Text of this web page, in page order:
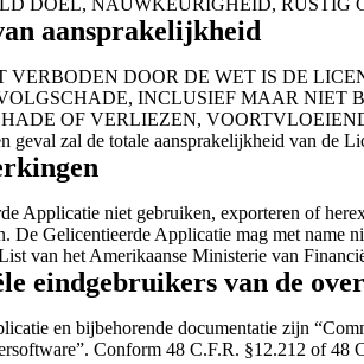
aansprakelijkheid
VERBODEN DOOR DE WET IS DE
INCLUSIEF MAAR NIET
OF VERLIEZEN,
zal de totale aansprakelijkheid van de
Applicatie niet gebruiken, exporteren of
De Gelicentieerde Applicatie mag met name
van het Amerikaanse Ministerie van
eindgebruikers van de
en bijbehorende documentatie zijn
Conform 48 C.F.R. §12.212 of 48